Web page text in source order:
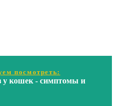
посмотреть:
у кошек - симптомы и